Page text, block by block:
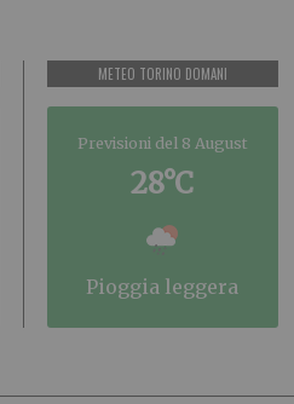
METEO TORINO DOMANI
Previsioni del 8 August
28°C
pioggia leggera